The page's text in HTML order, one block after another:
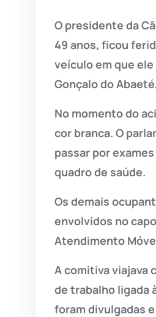
O presidente da
49 anos, ficou
veículo em que
Gonçalo do
No momento do
cor branca. O
passar por
quadro de saúde.
Os demais
envolvidos no
Atendimento
A comitiva viajava
de trabalho ligada
foram divulgadas